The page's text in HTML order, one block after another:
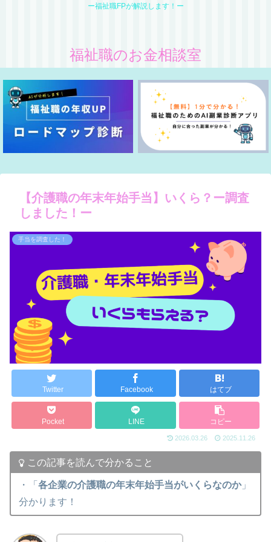
ー福祉職FPが解説します！ー
福祉職のお金相談室
【介護職の年末年始手当】いくら？ー調査
しました！ー
手当を調査した！
Twitter Facebook はてブ
Pocket LINE コピー
2026.03.26 2025.11.26
この記事を読んで分かること
・「 各企業の介護職の年末年始手当がいくらなのか」
分かります！